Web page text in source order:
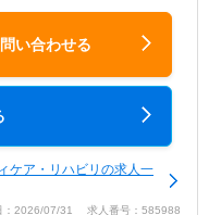
い合わせる
ケア・リハビリの求人一
：2026/07/31 求人番号：585988